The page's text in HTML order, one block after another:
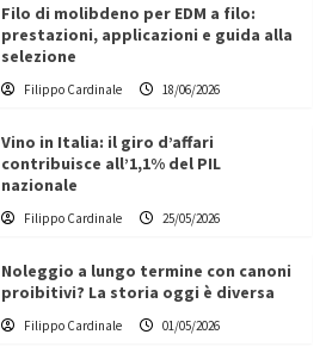
Filo di molibdeno per EDM a filo:
prestazioni, applicazioni e guida alla
selezione
Filippo Cardinale 18/06/2026
Vino in Italia: il giro d’affari
contribuisce all’1,1% del PIL
nazionale
Filippo Cardinale 25/05/2026
Noleggio a lungo termine con canoni
proibitivi? La storia oggi è diversa
Filippo Cardinale 01/05/2026